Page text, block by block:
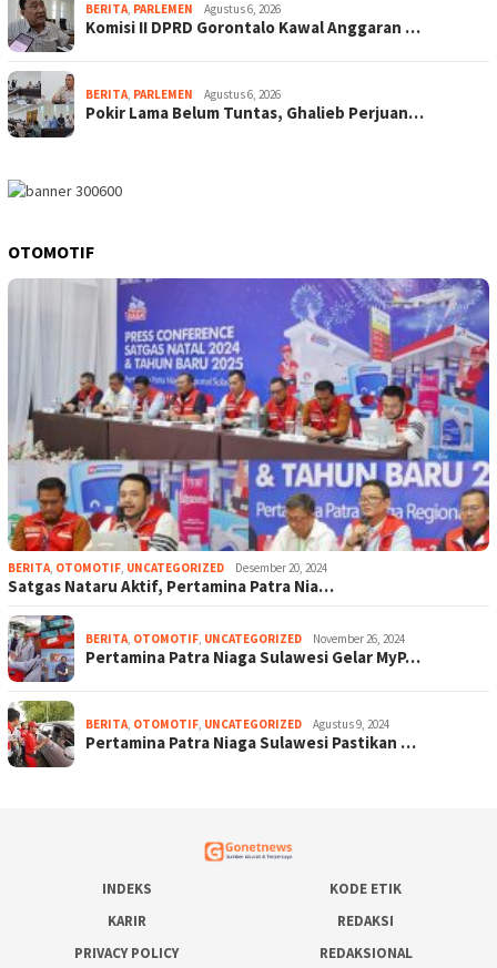
BERITA, PARLEMEN Agustus 6, 2026
Komisi II DPRD Gorontalo Kawal Anggaran …
BERITA, PARLEMEN Agustus 6, 2026
Pokir Lama Belum Tuntas, Ghalieb Perjuan…
OTOMOTIF
BERITA, OTOMOTIF, UNCATEGORIZED Desember 20, 2024
Satgas Nataru Aktif, Pertamina Patra Nia…
BERITA, OTOMOTIF, UNCATEGORIZED November 26, 2024
Pertamina Patra Niaga Sulawesi Gelar MyP…
BERITA, OTOMOTIF, UNCATEGORIZED Agustus 9, 2024
Pertamina Patra Niaga Sulawesi Pastikan …
INDEKS
KODE ETIK
KARIR
REDAKSI
PRIVACY POLICY
REDAKSIONAL